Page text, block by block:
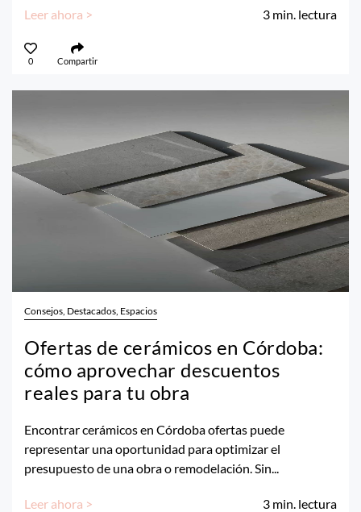
Leer ahora > 3 min. lectura
0 Compartir
Consejos, Destacados, Espacios
Ofertas de cerámicos en Córdoba:
cómo aprovechar descuentos
reales para tu obra
Encontrar cerámicos en Córdoba ofertas puede
representar una oportunidad para optimizar el
presupuesto de una obra o remodelación. Sin...
Leer ahora > 3 min. lectura